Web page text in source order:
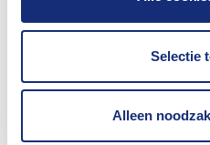
Selectie
Alleen